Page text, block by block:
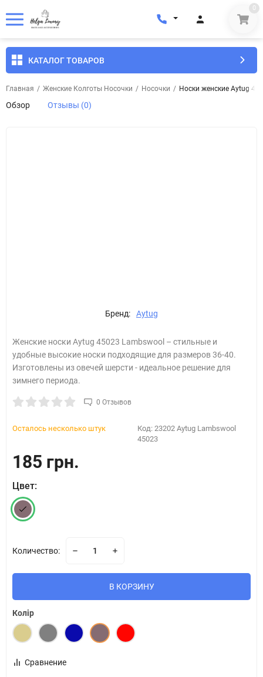
0
КАТАЛОГ ТОВАРОВ
Главная / Женские Колготы Носочки / Носочки / Носки женские Aytug
Обзор Отзывы (0)
Бренд: Aytug
Женские носки Aytug 45023 Lambswool – стильные и
удобные высокие носки подходящие для размеров 36-40.
Изготовлены из овечей шерсти - идеальное решение для
зимнего периода.
0 Отзывов
Осталось несколько штук Код: 23202 Aytug Lambswool
45023
185 грн.
Цвет:
Количество:
В КОРЗИНУ
Колір
Сравнение